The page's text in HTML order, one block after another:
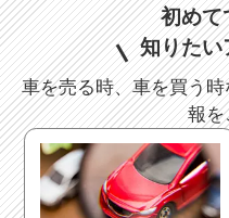
初めて
知りたい
車を売る時、車を買う
報を